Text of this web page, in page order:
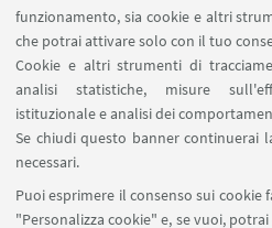
funzionamento, sia cookie e altri
che potrai attivare solo con il tuo
Cookie e altri strumenti di
analisi statistiche, misure
istituzionale e analisi dei
Se chiudi questo banner continuerai
necessari.
Puoi esprimere il consenso sui
"Personalizza cookie" e, se vuoi,
Segnala un
SEGUI IL
SEGUI